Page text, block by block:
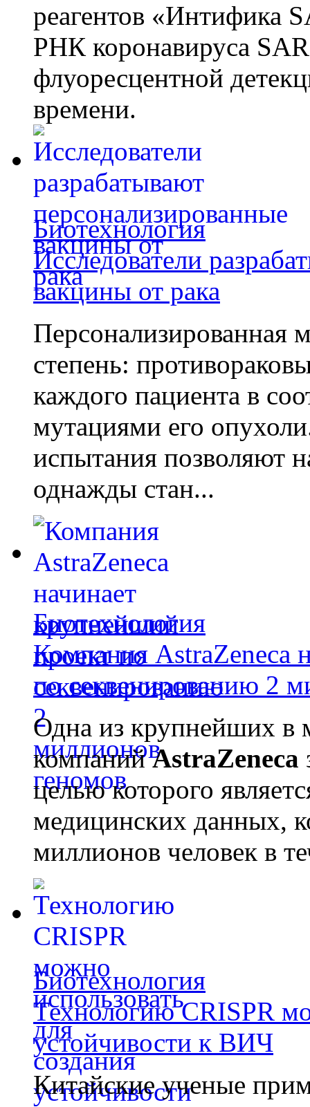
реагентов «Интифика
РНК коронавируса
флуоресцентной
времени.
Биотехнология
Исследователи
вакцины от рака
Персонализированная
степень:
каждого пациента в
мутациями его
испытания позволяют
однажды стан...
Биотехнология
Компания AstraZeneca
по секвенированию 2
Одна из крупнейших в
компанийAstraZeneca
целью которого
медицинских данных,
миллионов человек в
Биотехнология
Технологию CRISPR
устойчивости к ВИЧ
Китайские ученые